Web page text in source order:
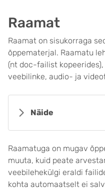
Raamat
Raamat on sisukorraga
õppematerjal. Raamatu
(nt doc-failist
veebilinke, audio- ja
Näide
Raamatuga on mugav
muuta, kuid peate
veebilehekülgi eraldi
kohta automaatselt ei